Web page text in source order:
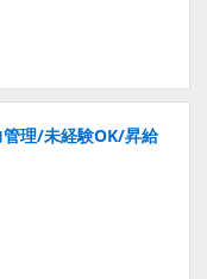
理/未経験OK/昇給